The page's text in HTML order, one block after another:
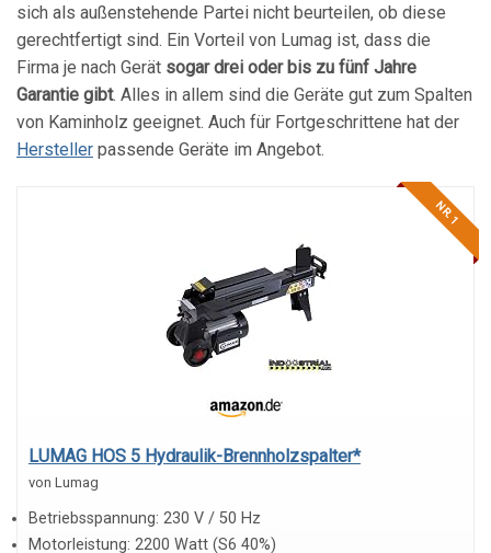
sich als außenstehende Partei nicht beurteilen, ob diese
gerechtfertigt sind. Ein Vorteil von Lumag ist, dass die
Firma je nach Gerät sogar drei oder bis zu fünf Jahre
Garantie gibt. Alles in allem sind die Geräte gut zum Spalten
von Kaminholz geeignet. Auch für Fortgeschrittene hat der
Hersteller passende Geräte im Angebot.
NR. 1
LUMAG HOS 5 Hydraulik-Brennholzspalter*
von Lumag
Betriebsspannung: 230 V / 50 Hz
Motorleistung: 2200 Watt (S6 40%)